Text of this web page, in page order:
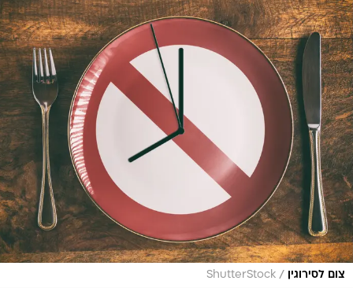
צום לסירוגין /
ShutterStock